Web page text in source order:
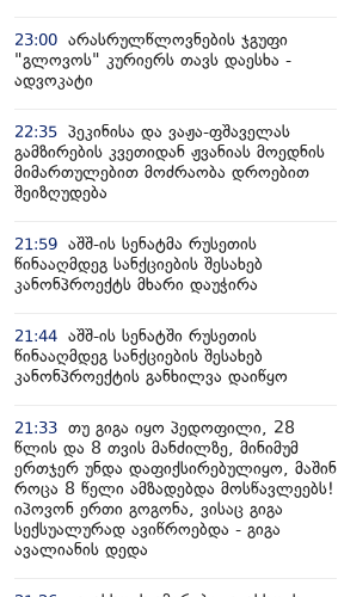
23:00 არასრულწლოვნების ჯგუფი
"გლოვოს" კურიერს თავს დაესხა -
ადვოკატი
22:35 პეკინისა და ვაჟა-ფშაველას
გამზირების კვეთიდან ჟვანიას მოედნის
მიმართულებით მოძრაობა დროებით
შეიზღუდება
21:59 აშშ-ის სენატმა რუსეთის
წინააღმდეგ სანქციების შესახებ
კანონპროექტს მხარი დაუჭირა
21:44 აშშ-ის სენატში რუსეთის
წინააღმდეგ სანქციების შესახებ
კანონპროექტის განხილვა დაიწყო
21:33 თუ გიგა იყო პედოფილი, 28
წლის და 8 თვის მანძილზე, მინიმუმ
ერთჯერ უნდა დაფიქსირებულიყო, მაშინ
როცა 8 წელი ამზადებდა მოსწავლეებს!
იპოვონ ერთი გოგონა, ვისაც გიგა
სექსუალურად ავიწროებდა - გიგა
ავალიანის დედა